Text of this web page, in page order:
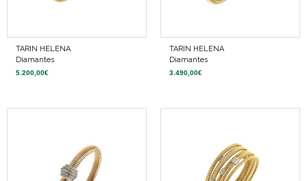
TARIN HELENA
Diamantes
5.200,00€
TARIN HELENA
Diamantes
3.490,00€